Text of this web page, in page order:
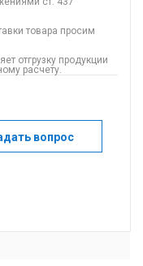
товара просим
отгрузку продукции
расчету.
вопрос